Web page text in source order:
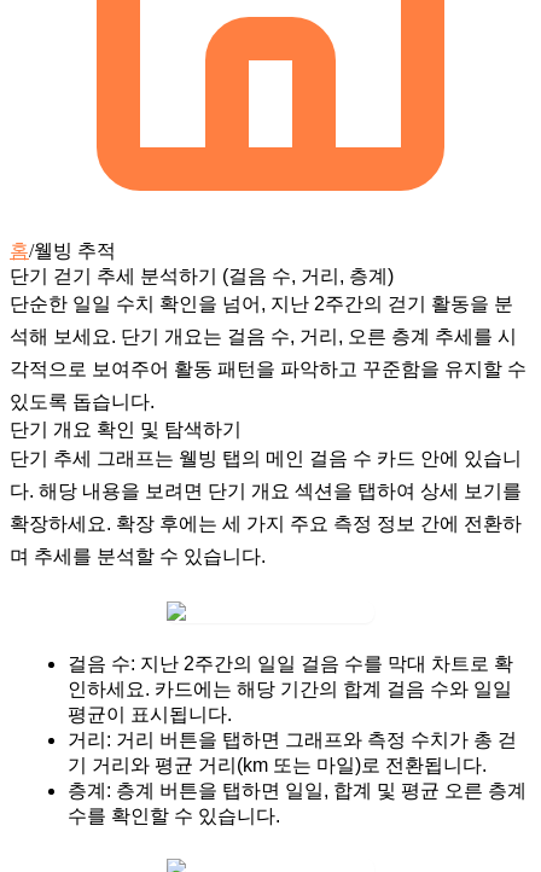
홈/웰빙 추적
단기 걷기 추세 분석하기 (걸음 수, 거리, 층계)
단순한 일일 수치 확인을 넘어, 지난 2주간의 걷기 활동을 분
석해 보세요. 단기 개요는 걸음 수, 거리, 오른 층계 추세를 시
각적으로 보여주어 활동 패턴을 파악하고 꾸준함을 유지할 수
있도록 돕습니다.
단기 개요 확인 및 탐색하기
단기 추세 그래프는 웰빙 탭의 메인 걸음 수 카드 안에 있습니
다. 해당 내용을 보려면 단기 개요 섹션을 탭하여 상세 보기를
확장하세요. 확장 후에는 세 가지 주요 측정 정보 간에 전환하
며 추세를 분석할 수 있습니다.
걸음 수: 지난 2주간의 일일 걸음 수를 막대 차트로 확
인하세요. 카드에는 해당 기간의 합계 걸음 수와 일일
평균이 표시됩니다.
거리: 거리 버튼을 탭하면 그래프와 측정 수치가 총 걷
기 거리와 평균 거리(km 또는 마일)로 전환됩니다.
층계: 층계 버튼을 탭하면 일일, 합계 및 평균 오른 층계
수를 확인할 수 있습니다.